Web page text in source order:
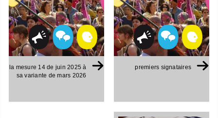
la mesure 14 de juin 2025 à
sa variante de mars 2026
premiers signataires